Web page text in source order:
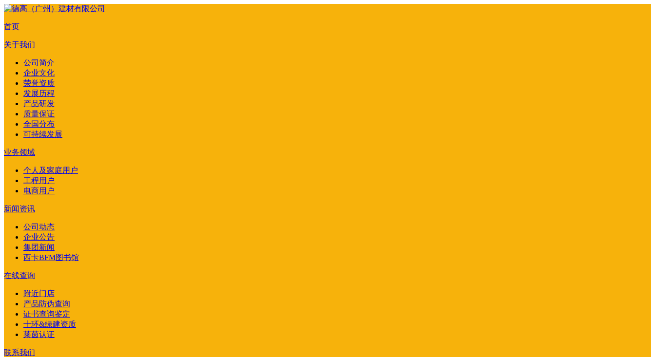
首页
关于我们
公司简介
企业文化
荣誉资质
发展历程
产品研发
质量保证
全国分布
可持续发展
业务领域
个人及家庭用户
工程用户
电商用户
新闻资讯
公司动态
企业公告
集团新闻
西卡BFM图书馆
在线查询
附近门店
产品防伪查询
证书查询鉴定
十环&绿建资质
莱茵认证
联系我们